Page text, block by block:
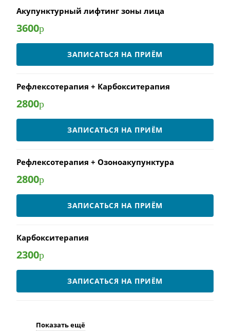
Акупунктурный лифтинг зоны лица
3600р
ЗАПИСАТЬСЯ НА ПРИЁМ
Рефлексотерапия + Карбокситерапия
2800р
ЗАПИСАТЬСЯ НА ПРИЁМ
Рефлексотерапия + Озоноакупунктура
2800р
ЗАПИСАТЬСЯ НА ПРИЁМ
Карбокситерапия
2300р
ЗАПИСАТЬСЯ НА ПРИЁМ
Показать ещё